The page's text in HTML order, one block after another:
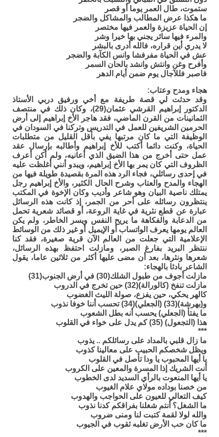
ستموت، طال العمر يوما أو قصر
ما هكذا عرض المطالب والمشاكل والضجر
إن الحياة عزيزة والعمر فيها مختصر
والمرء فيها سائر يجني بها خيرا وشر
لا يدري أين قراره، فالله أدرى بالبشر
عش في الحياة مفرفشا وانس الكآبة والضجر
وأفرح وغن وانتش وانشد بالحان السمر
فاصبر فللآجال يوم ضمن أيام الدهر
هجاء ومدح وعتاب:
وقد حدثت لي قصة طريفة مع أخي ورفيق دربي الأستاذ
الدكتور إبراهيم القرشي عثمان(29)، وكان ذلك في منتصف
الثمانينات من القرن الماضي، فقد هاجر الأخ إبراهيم إلى أرض
الحرمين الشريفين للعمل في التدريس وتركنا في السودان في
الوظيفة التي ما كان مرتبها يفي بأقل القليل من متطلبات
الحياة، وكنت دائما أكتب للأخ إبراهيم وأطالبه بإرسال عقد
عمل حتى أخرج من هذا الضيق الذي أعانيه، ولم أكن أعرف
الظروف التي كان يمر بها الأخ إبراهيم، ويبدو أنني أغلظت عليه
في إحدى رسائلي، فجاء الرد هذه المرة بقصيدة طويلة فيها من
الهجاء والمدح والعتاب وشرح الحال الكثير، والأخ إبراهيم رجل
يمتلك ناصية البيان وهو شاعر وأديب وكان الإخوة في المكتب
ينتظرون رسائله على أحر من الجمر، إذ كانت هذه الرسائل
عبارة عن قطع نثرية في غاية الروعة، أو قصائد شعرية تحمل
من الدعابة والفكاهة ما يريح النفس ويسر الخاطر، ولم يكن
العالم يومها يعرف الواتساب أو الإيميل أو غير ذلك من الوسائط
الإعلامية التي جعلت من العالم الآن قرية صغيرة، فقد كنا
ننتظر البريد بفارغ الصبر، ومازلت احتفظ بهذه الرسائل،
شعرها ونثرها، بعد أن مضى عليها أكثر من ثلاثين عاما، يقول
الشاعر بادئا بالهجاء:
مازلت أجوف من طبول الشلك(30) في أرض الجنوب(31)
مازلت تنفخ (كالورالة)(32) حين تخرج في الدروب
كالهر يحكي، حين يفزع، صولة الليث الغضوب
و(بهرشة)(33) (الجعلي)(34) تحسب أننا خوفا نذوب
ما يفتأ (الجعلي) يحسب أنه بطل الشعوب
هذا (التجعول) (35) كم يدل على خواء في القلوب
***
ما زال قلبي بالمداد على رسائلكم .. يذوب
ويظل شخصكم الحبيب على معالينا كذوب
يا أيها المحبوب يا ودا تأصل في القلوب
أنت الشريك إذا المسرة والمعين على الكروب
يا أيها المنعوت بالرأي السديد لدى الخطوب
من خصنا بوداده مولاي علام الغيوب
كيف التعالي للعيون على الحواجب والهدوب
ما الشغل؟ أنتم شغلنا بفراقكم كدنا نذوب
والله لولا لقمة كتبت لنا ومنى ضروب
ما كان حب الأرض تغلبه ثقوب في الجيوب
***